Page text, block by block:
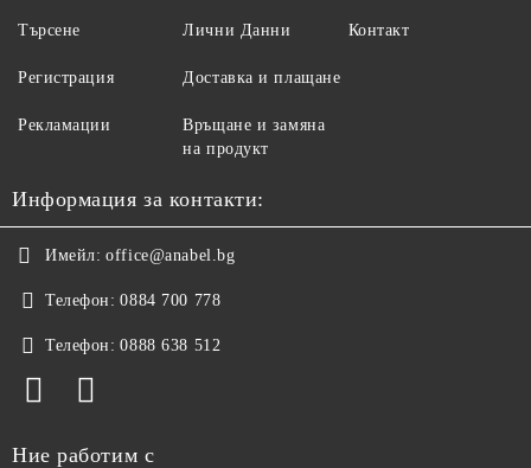
Търсене
Регистрация
Рекламации
Лични Данни
Доставка и плащане
Връщане и замяна
на продукт
Контакт
Информация за контакти:
Имейл: office@anabel.bg
Телефон: 0884 700 778
Телефон: 0888 638 512
Ние работим с